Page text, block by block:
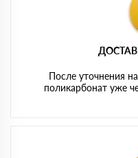
После уточнения
поликарбонат уже